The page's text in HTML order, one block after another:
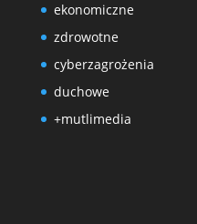
ekonomiczne
zdrowotne
cyberzagrożenia
duchowe
+mutlimedia